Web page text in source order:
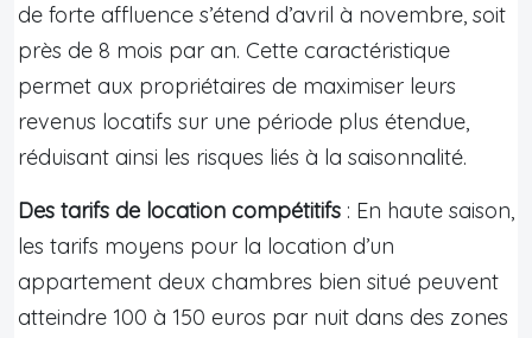
de forte affluence s’étend d’avril à novembre, soit
près de 8 mois par an. Cette caractéristique
permet aux propriétaires de maximiser leurs
revenus locatifs sur une période plus étendue,
réduisant ainsi les risques liés à la saisonnalité.
Des tarifs de location compétitifs : En haute saison,
les tarifs moyens pour la location d’un
appartement deux chambres bien situé peuvent
atteindre 100 à 150 euros par nuit dans des zones